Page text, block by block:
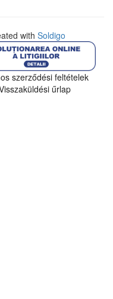
with Soldigo
szerződési feltételek
űrlap